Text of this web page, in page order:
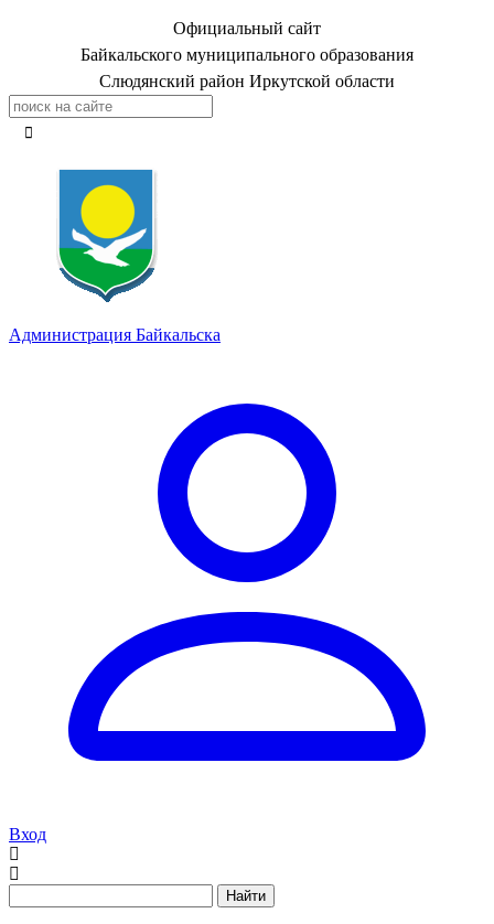
Официальный сайт
Байкальского муниципального образования
Слюдянский район Иркутской области
Администрация Байкальска
Вход
Найти